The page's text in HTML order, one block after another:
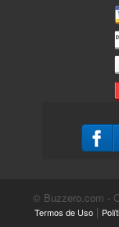
© Buzzero.com -
Termos de Uso|